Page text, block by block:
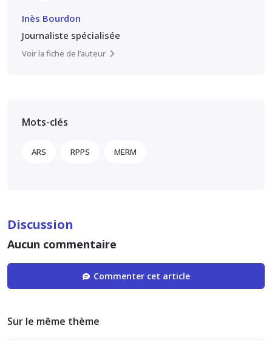
Inès Bourdon
Journaliste spécialisée
Voir la fiche de l’auteur
Mots-clés
ARS RPPS MERM
Discussion
Aucun commentaire
Commenter cet article
Sur le même thème